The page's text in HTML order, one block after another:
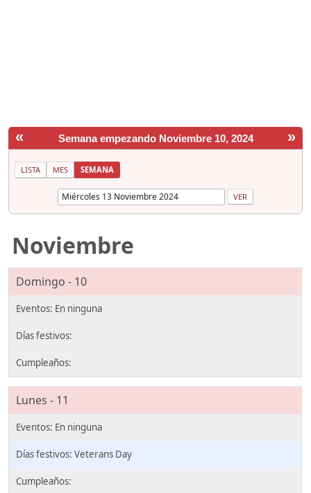
« »
Semana empezando Noviembre 10, 2024
LISTA MES SEMANA
Noviembre
Domingo - 10
Lunes - 11
Veterans Day